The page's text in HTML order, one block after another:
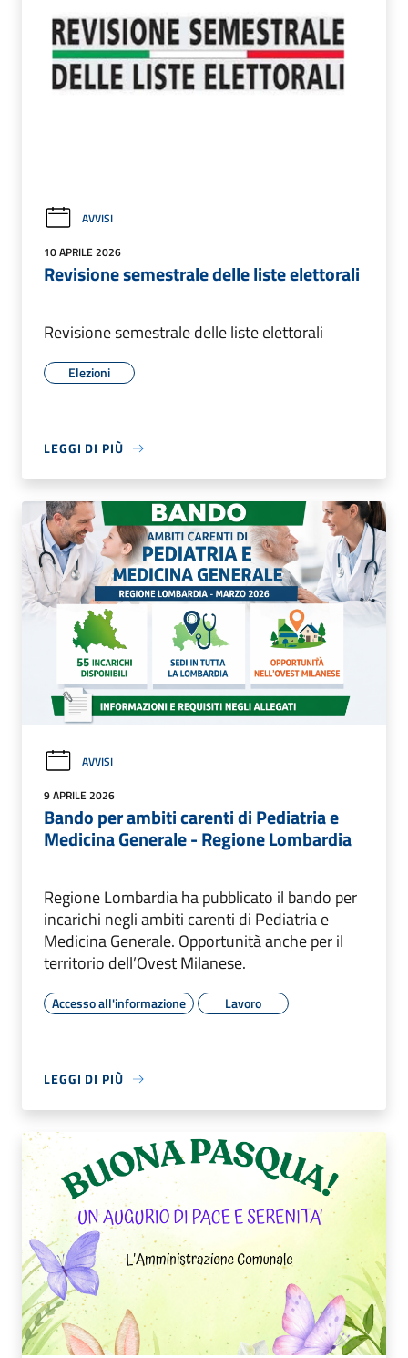
AVVISI
10 APRILE 2026
Revisione semestrale delle liste elettorali
Revisione semestrale delle liste elettorali
Elezioni
LEGGI DI PIÙ
AVVISI
9 APRILE 2026
Bando per ambiti carenti di Pediatria e
Medicina Generale - Regione Lombardia
Regione Lombardia ha pubblicato il bando per
incarichi negli ambiti carenti di Pediatria e
Medicina Generale. Opportunità anche per il
territorio dell’Ovest Milanese.
Accesso all'informazione Lavoro
LEGGI DI PIÙ